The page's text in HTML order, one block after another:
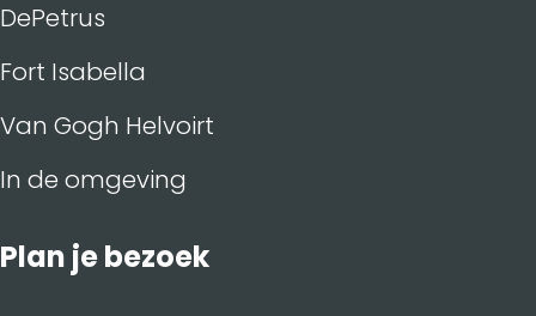
DePetrus
Fort Isabella
Van Gogh Helvoirt
In de omgeving
Plan je bezoek